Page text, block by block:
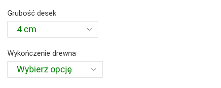
Grubość desek
Wykończenie drewna